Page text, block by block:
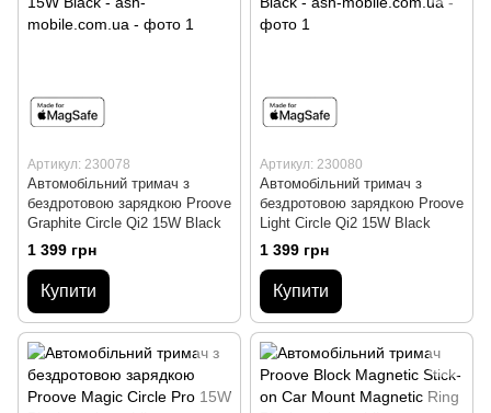
Артикул: 230078
Автомобільний тримач з
бездротовою зарядкою Proove
Graphite Circle Qi2 15W Black
1 399 грн
Купити
Артикул: 230080
Автомобільний тримач з
бездротовою зарядкою Proove
Light Circle Qi2 15W Black
1 399 грн
Купити